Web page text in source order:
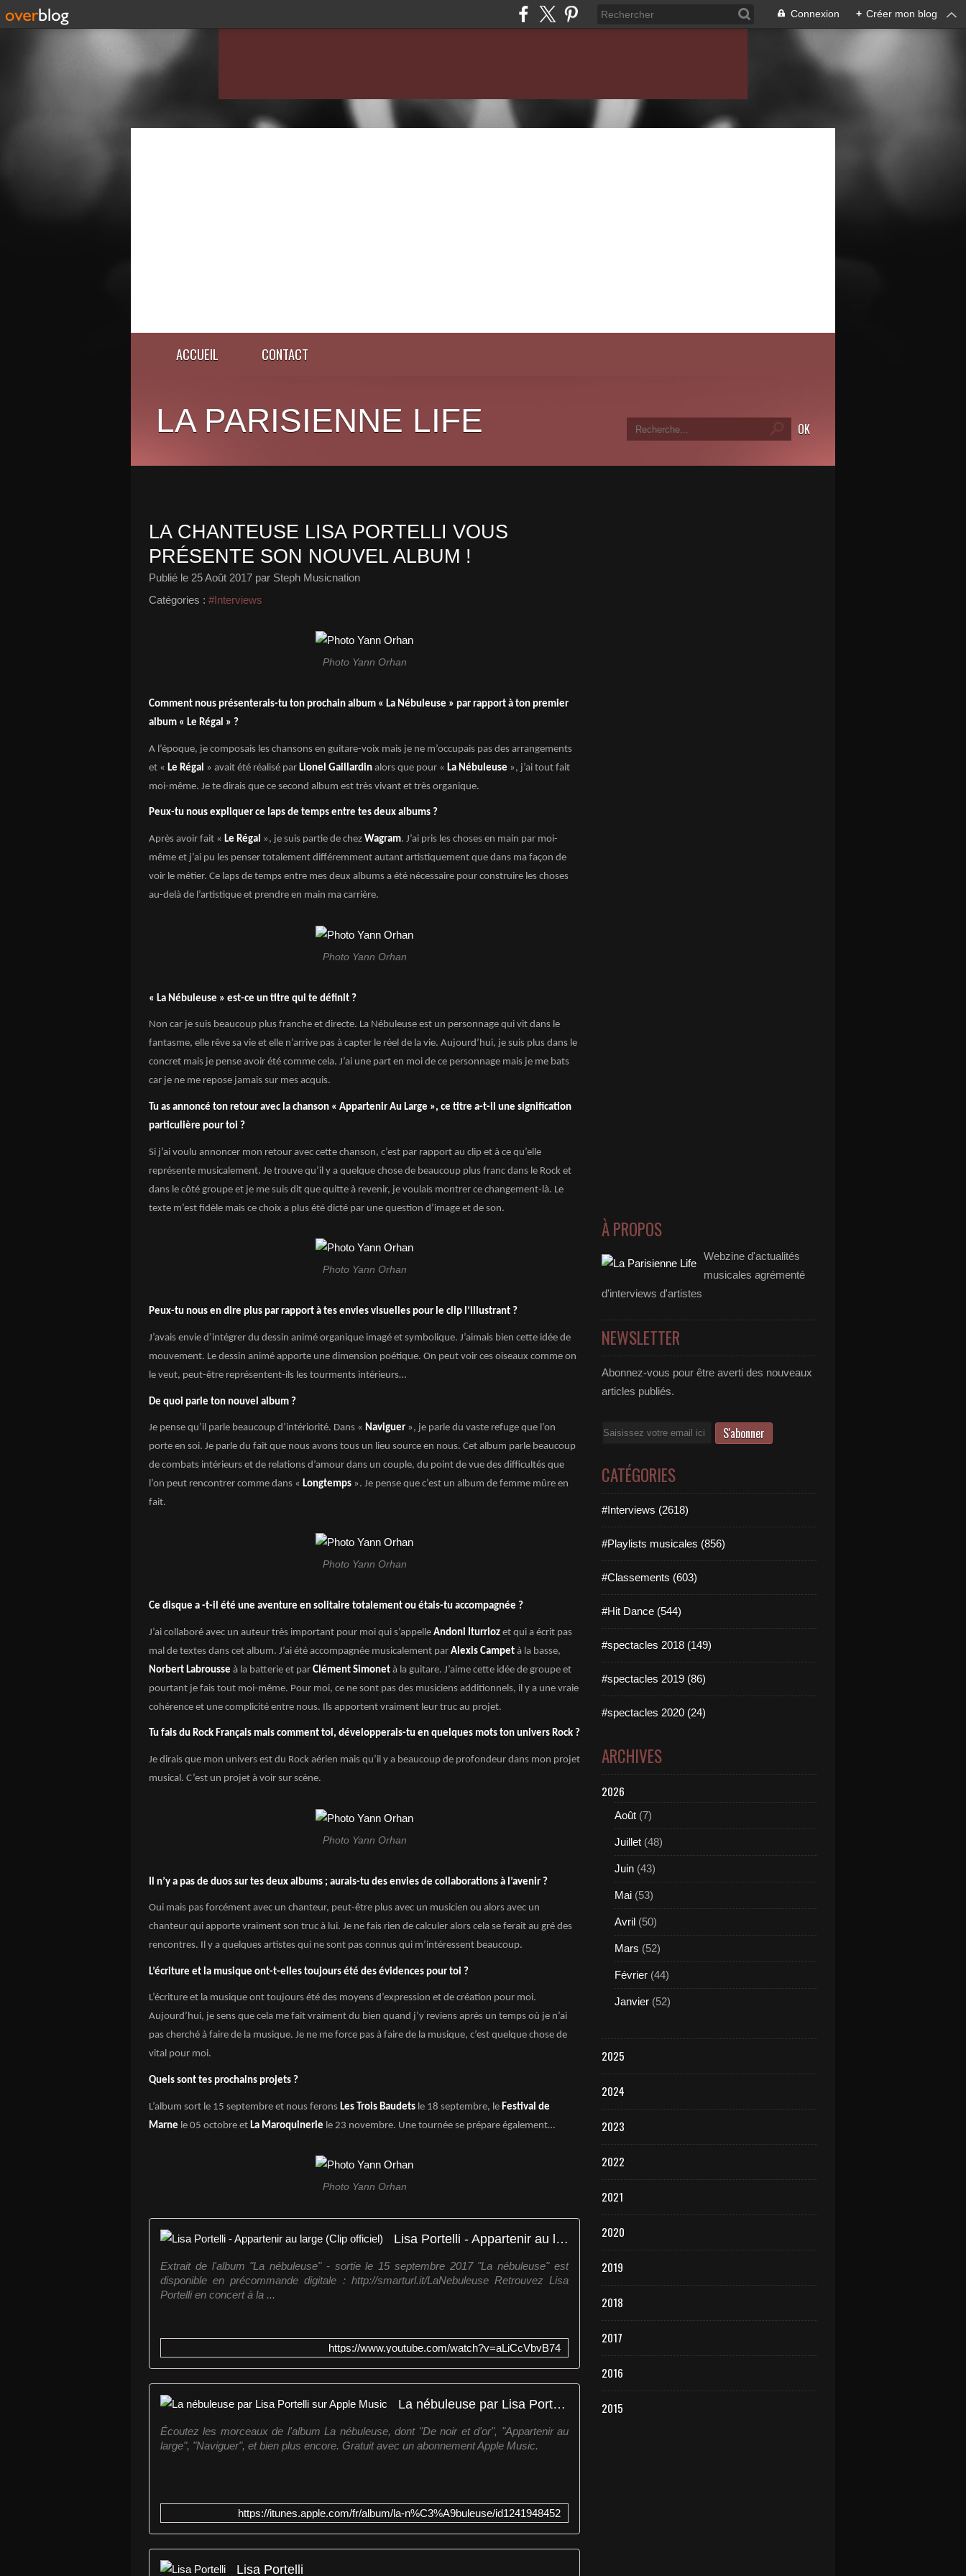
Connexion + Créer mon blog
ACCUEIL CONTACT
LA PARISIENNE LIFE
LA CHANTEUSE LISA PORTELLI VOUS
PRÉSENTE SON NOUVEL ALBUM !
Publié le 25 Août 2017 par Steph Musicnation
Catégories : #Interviews
Photo Yann Orhan
Comment nous présenterais-tu ton prochain album « La Nébuleuse » par rapport à ton premier
album « Le Régal » ?
A l’époque, je composais les chansons en guitare-voix mais je ne m’occupais pas des arrangements
et « Le Régal » avait été réalisé par Lionel Gaillardin alors que pour « La Nébuleuse », j’ai tout fait
moi-même. Je te dirais que ce second album est très vivant et très organique.
Peux-tu nous expliquer ce laps de temps entre tes deux albums ?
Après avoir fait « Le Régal », je suis partie de chez Wagram. J’ai pris les choses en main par moi-
même et j’ai pu les penser totalement différemment autant artistiquement que dans ma façon de
voir le métier. Ce laps de temps entre mes deux albums a été nécessaire pour construire les choses
au-delà de l’artistique et prendre en main ma carrière.
Photo Yann Orhan
« La Nébuleuse » est-ce un titre qui te définit ?
Non car je suis beaucoup plus franche et directe. La Nébuleuse est un personnage qui vit dans le
fantasme, elle rêve sa vie et elle n’arrive pas à capter le réel de la vie. Aujourd’hui, je suis plus dans le
concret mais je pense avoir été comme cela. J’ai une part en moi de ce personnage mais je me bats
car je ne me repose jamais sur mes acquis.
Tu as annoncé ton retour avec la chanson « Appartenir Au Large », ce titre a-t-il une signification
particulière pour toi ?
Si j’ai voulu annoncer mon retour avec cette chanson, c’est par rapport au clip et à ce qu’elle
représente musicalement. Je trouve qu’il y a quelque chose de beaucoup plus franc dans le Rock et
dans le côté groupe et je me suis dit que quitte à revenir, je voulais montrer ce changement-là. Le
texte m’est fidèle mais ce choix a plus été dicté par une question d’image et de son.
Photo Yann Orhan
Peux-tu nous en dire plus par rapport à tes envies visuelles pour le clip l’illustrant ?
J’avais envie d’intégrer du dessin animé organique imagé et symbolique. J’aimais bien cette idée de
mouvement. Le dessin animé apporte une dimension poétique. On peut voir ces oiseaux comme on
le veut, peut-être représentent-ils les tourments intérieurs…
De quoi parle ton nouvel album ?
Je pense qu’il parle beaucoup d’intériorité. Dans « Naviguer », je parle du vaste refuge que l’on
porte en soi. Je parle du fait que nous avons tous un lieu source en nous. Cet album parle beaucoup
de combats intérieurs et de relations d’amour dans un couple, du point de vue des difficultés que
l’on peut rencontrer comme dans « Longtemps ». Je pense que c’est un album de femme mûre en
fait.
Photo Yann Orhan
Ce disque a -t-il été une aventure en solitaire totalement ou étais-tu accompagnée ?
J’ai collaboré avec un auteur très important pour moi qui s’appelle Andoni Iturrioz et qui a écrit pas
mal de textes dans cet album. J’ai été accompagnée musicalement par Alexis Campet à la basse,
Norbert Labrousse à la batterie et par Clément Simonet à la guitare. J’aime cette idée de groupe et
pourtant je fais tout moi-même. Pour moi, ce ne sont pas des musiciens additionnels, il y a une vraie
cohérence et une complicité entre nous. Ils apportent vraiment leur truc au projet.
Tu fais du Rock Français mais comment toi, développerais-tu en quelques mots ton univers Rock ?
Je dirais que mon univers est du Rock aérien mais qu’il y a beaucoup de profondeur dans mon projet
musical. C’est un projet à voir sur scène.
Photo Yann Orhan
Il n’y a pas de duos sur tes deux albums ; aurais-tu des envies de collaborations à l’avenir ?
Oui mais pas forcément avec un chanteur, peut-être plus avec un musicien ou alors avec un
chanteur qui apporte vraiment son truc à lui. Je ne fais rien de calculer alors cela se ferait au gré des
rencontres. Il y a quelques artistes qui ne sont pas connus qui m’intéressent beaucoup.
L’écriture et la musique ont-t-elles toujours été des évidences pour toi ?
L’écriture et la musique ont toujours été des moyens d’expression et de création pour moi.
Aujourd’hui, je sens que cela me fait vraiment du bien quand j’y reviens après un temps où je n’ai
pas cherché à faire de la musique. Je ne me force pas à faire de la musique, c’est quelque chose de
vital pour moi.
Quels sont tes prochains projets ?
L’album sort le 15 septembre et nous ferons Les Trois Baudets le 18 septembre, le Festival de
Marne le 05 octobre et La Maroquinerie le 23 novembre. Une tournée se prépare également…
Photo Yann Orhan
Lisa Portelli - Appartenir au large (Clip officiel)
Extrait de l'album "La nébuleuse" - sortie le 15 septembre 2017 "La nébuleuse" est
disponible en précommande digitale : http://smarturl.it/LaNebuleuse Retrouvez Lisa
Portelli en concert à la ...
https://www.youtube.com/watch?v=aLiCcVbvB74
La nébuleuse par Lisa Portelli sur Apple Music
Écoutez les morceaux de l'album La nébuleuse, dont "De noir et d'or", "Appartenir au
large", "Naviguer", et bien plus encore. Gratuit avec un abonnement Apple Music.
https://itunes.apple.com/fr/album/la-n%C3%A9buleuse/id1241948452
Lisa Portelli
À PROPOS
Webzine d'actualités
musicales agrémenté
d'interviews d'artistes
NEWSLETTER
Abonnez-vous pour être averti des nouveaux
articles publiés.
Email
CATÉGORIES
#Interviews (2618)
#Playlists musicales (856)
#Classements (603)
#Hit Dance (544)
#spectacles 2018 (149)
#spectacles 2019 (86)
#spectacles 2020 (24)
ARCHIVES
2026
Août (7)
Juillet (48)
Juin (43)
Mai (53)
Avril (50)
Mars (52)
Février (44)
Janvier (52)
2025
2024
2023
2022
2021
2020
2019
2018
2017
2016
2015